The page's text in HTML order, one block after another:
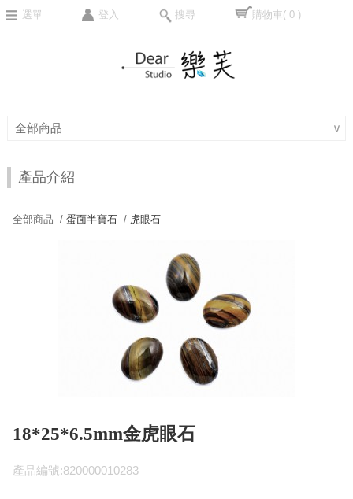
選單 登入 搜尋 購物車( 0 )
全部商品 ∨
產品介紹
全部商品 /蛋面半寶石 / 虎眼石
18*25*6.5mm金虎眼石
產品編號:820000010283